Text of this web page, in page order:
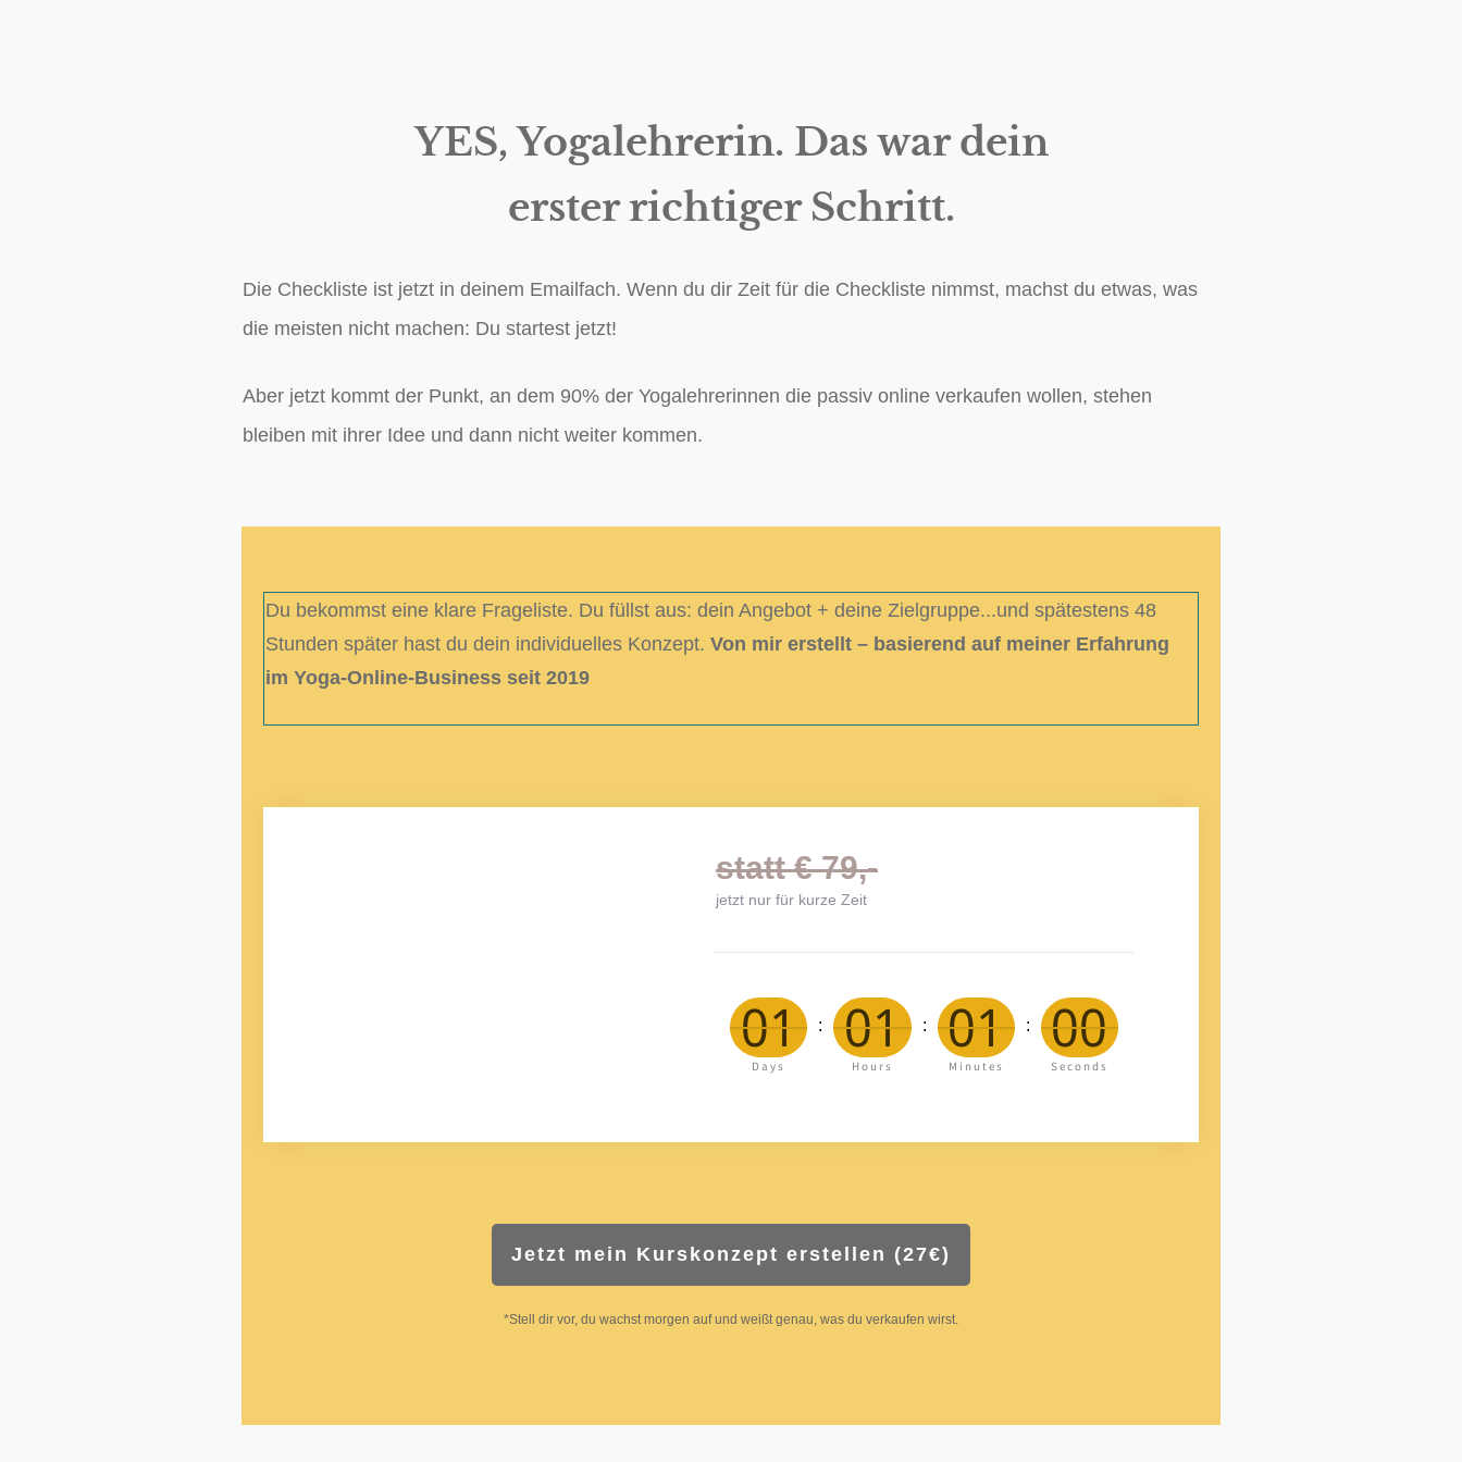
YES, Yogalehrerin. Das war dein
erster richtiger Schritt.
Die Checkliste ist jetzt in deinem Emailfach. Wenn du dir Zeit für die Checkliste nimmst, machst du etwas, was
die meisten nicht machen: Du startest jetzt!
Aber jetzt kommt der Punkt, an dem 90% der Yogalehrerinnen die passiv online verkaufen wollen, stehen
bleiben mit ihrer Idee und dann nicht weiter kommen.
Du bekommst eine klare Frageliste. Du füllst aus: dein Angebot + deine Zielgruppe...und spätestens 48
Stunden später hast du dein individuelles Konzept. Von mir erstellt – basierend auf meiner Erfahrung
im Yoga-Online-Business seit 2019
statt € 79,-
jetzt nur für kurze Zeit
01
Days
: 01
Hours
: 01
Minutes
: 00
Seconds
Jetzt mein Kurskonzept erstellen (27€)
*Stell dir vor, du wachst morgen auf und weißt genau, was du verkaufen wirst.